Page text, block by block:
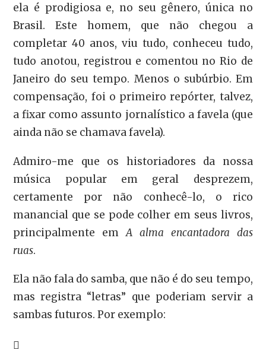
ela é prodigiosa e, no seu gênero, única no
Brasil. Este homem, que não chegou a
completar 40 anos, viu tudo, conheceu tudo,
tudo anotou, registrou e comentou no Rio de
Janeiro do seu tempo. Menos o subúrbio. Em
compensação, foi o primeiro repórter, talvez,
a fixar como assunto jornalístico a favela (que
ainda não se chamava favela).
Admiro-me que os historiadores da nossa
música popular em geral desprezem,
certamente por não conhecê-lo, o rico
manancial que se pode colher em seus livros,
principalmente emA alma encantadora das
ruas.
Ela não fala do samba, que não é do seu tempo,
mas registra “letras” que poderiam servir a
sambas futuros. Por exemplo: